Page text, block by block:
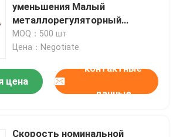
уменьшения Малый
металлорегуляторный
двигатель для номинального
тока ≤ 6 A
MOQ：500 шт
Цена：Negotiate
цена
контактные
данные
Скорость номинальной